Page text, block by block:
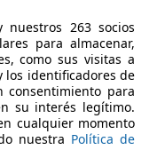
nuestros 263 socios
para almacenar,
como sus visitas a
los identificadores de
consentimiento para
su interés legítimo.
cualquier momento
nuestra Política de